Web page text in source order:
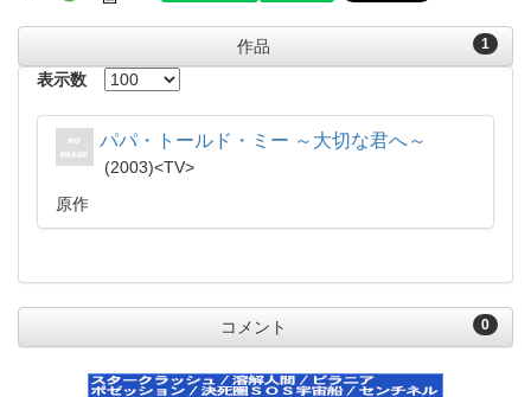
1
作品
表示数
パパ・トールド・ミー ～大切な君へ～
2003
TV
原作
0
コメント